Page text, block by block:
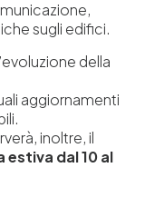
materie concianti
Camere di
Vicenza.
sugli edifici.
della
aggiornamenti
inoltre, il
estiva dal 10 al